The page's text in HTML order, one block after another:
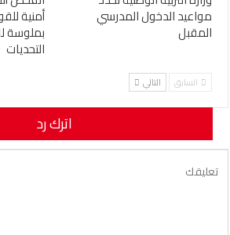
مواعيد الدخول المدرسي
المقبل
أمنية
بملوسة
التحديات
السابق التالي
اترك رد
لن يتم نشر عنوان بريدك